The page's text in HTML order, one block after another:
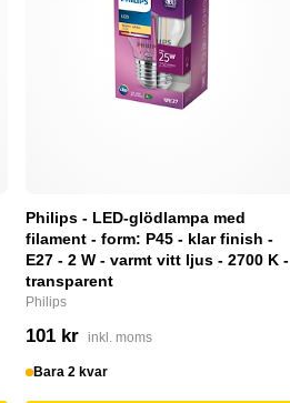
Philips - LED-glödlampa med
filament - form: P45 - klar finish -
E27 - 2 W - varmt vitt ljus - 2700 K -
transparent
Philips
101 kr inkl. moms
Bara 2 kvar